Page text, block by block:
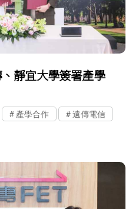
靜宜大學簽署產學
產學合作
遠傳電信